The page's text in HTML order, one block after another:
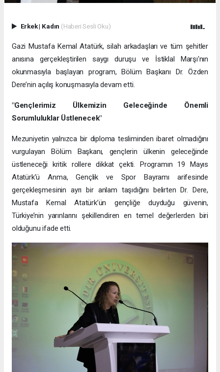
Erkek| Kadın (Haberi Sesli Oku)
Gazi Mustafa Kemal Atatürk, silah arkadaşları ve tüm şehitler
anısına gerçekleştirilen saygı duruşu ve İstiklal Marşı'nın
okunmasıyla başlayan program, Bölüm Başkanı Dr. Özden
Dere’nin açılış konuşmasıyla devam etti.
"Gençlerimiz Ülkemizin Geleceğinde Önemli
Sorumluluklar Üstlenecek"
Mezuniyetin yalnızca bir diploma tesliminden ibaret olmadığını
vurgulayan Bölüm Başkanı, gençlerin ülkenin geleceğinde
üstleneceği kritik rollere dikkat çekti. Programın 19 Mayıs
Atatürk’ü Anma, Gençlik ve Spor Bayramı arifesinde
gerçekleşmesinin ayrı bir anlam taşıdığını belirten Dr. Dere,
Mustafa Kemal Atatürk’ün gençliğe duyduğu güvenin,
Türkiye’nin yarınlarını şekillendiren en temel değerlerden biri
olduğunu ifade etti.